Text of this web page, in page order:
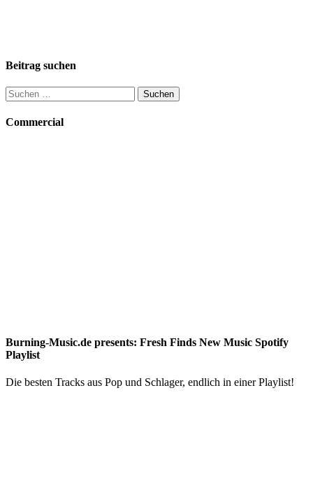
Beitrag suchen
Suchen
nach:
Commercial
Burning-Music.de presents: Fresh Finds New Music Spotify
Playlist
Die besten Tracks aus Pop und Schlager, endlich in einer Playlist!